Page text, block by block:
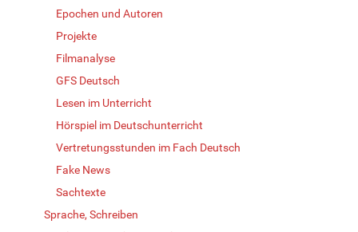
Epochen und Autoren
Projekte
Filmanalyse
GFS Deutsch
Lesen im Unterricht
Hörspiel im Deutschunterricht
Vertretungsstunden im Fach Deutsch
Fake News
Sachtexte
Sprache, Schreiben